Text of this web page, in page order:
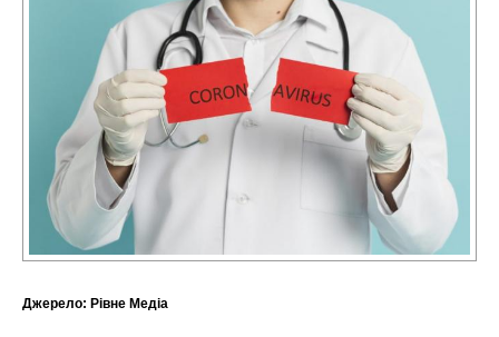
Джерело: Рівне Медіа